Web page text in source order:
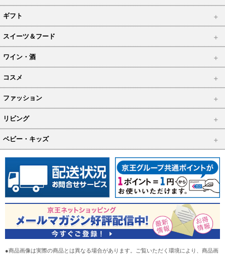
ギフト
スイーツ＆フード
ワイン・酒
コスメ
ファッション
リビング
ベビー・キッズ
●商品画像は実際の商品とは異なる場合があります。ご覧いただく環境により、商品画